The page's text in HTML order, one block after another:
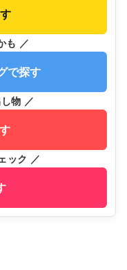
も ／
で探す
物 ／
ック ／